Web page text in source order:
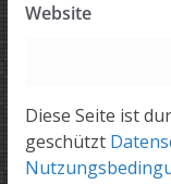
Website
Diese Seite ist
geschützt